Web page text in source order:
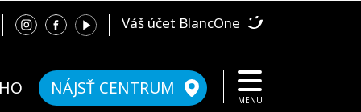
Váš účet BlancOne
NÁJSŤ CENTRUM
MENU